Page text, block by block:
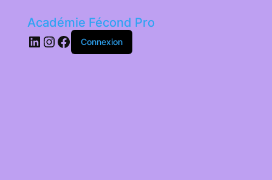
Académie Fécond Pro
LinkedIn
Instagram
Facebook
Connexion